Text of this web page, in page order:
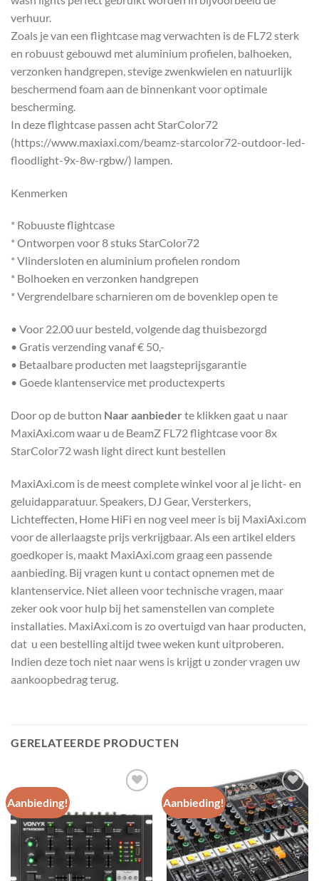
verhuur.
Zoals je van een flightcase mag verwachten is de FL72 sterk
en robuust gebouwd met aluminium profielen, balhoeken,
verzonken handgrepen, stevige zwenkwielen en natuurlijk
beschermend foam aan de binnenkant voor optimale
bescherming.
In deze flightcase passen acht StarColor72
(https://www.maxiaxi.com/beamz-starcolor72-outdoor-led-
floodlight-9x-8w-rgbw/) lampen.
Kenmerken
* Robuuste flightcase
* Ontworpen voor 8 stuks StarColor72
* Vlindersloten en aluminium profielen rondom
* Bolhoeken en verzonken handgrepen
* Vergrendelbare scharnieren om de bovenklep open te
• Voor 22.00 uur besteld, volgende dag thuisbezorgd
• Gratis verzending vanaf € 50,-
• Betaalbare producten met laagsteprijsgarantie
• Goede klantenservice met productexperts
Door op de button Naar aanbieder te klikken gaat u naar
MaxiAxi.com waar u de BeamZ FL72 flightcase voor 8x
StarColor72 wash light direct kunt bestellen
MaxiAxi.com is de meest complete winkel voor al je licht- en
geluidapparatuur. Speakers, DJ Gear, Versterkers,
Lichteffecten, Home HiFi en nog veel meer is bij MaxiAxi.com
voor de allerlaagste prijs verkrijgbaar. Als een artikel elders
goedkoper is, maakt MaxiAxi.com graag een passende
aanbieding. Bij vragen kunt u contact opnemen met de
klantenservice. Niet alleen voor technische vragen, maar
zeker ook voor hulp bij het samenstellen van complete
installaties. MaxiAxi.com is zo overtuigd van haar producten,
dat u een bestelling altijd twee weken kunt uitproberen.
Indien deze toch niet naar wens is krijgt u zonder vragen uw
aankoopbedrag terug.
GERELATEERDE PRODUCTEN
Aanbieding!
Toevoegen
aan
wenslijst
Aanbieding!
Toevoegen
aan
wenslijst